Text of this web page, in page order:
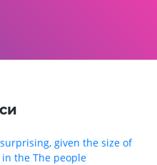
given the size of
the The people